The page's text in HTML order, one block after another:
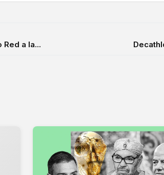
a la...